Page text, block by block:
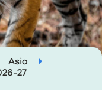
Asia
27